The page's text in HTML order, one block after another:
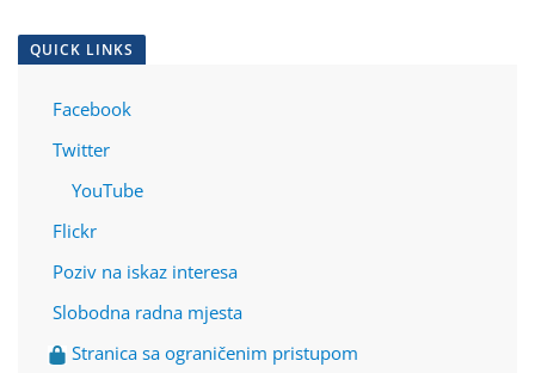
QUICK LINKS
Facebook
Twitter
YouTube
Flickr
Poziv na iskaz interesa
Slobodna radna mjesta
Stranica sa ograničenim pristupom